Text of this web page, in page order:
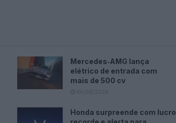
Mercedes‑AMG lança
elétrico de entrada com
mais de 500 cv
Honda surpreende com lucro